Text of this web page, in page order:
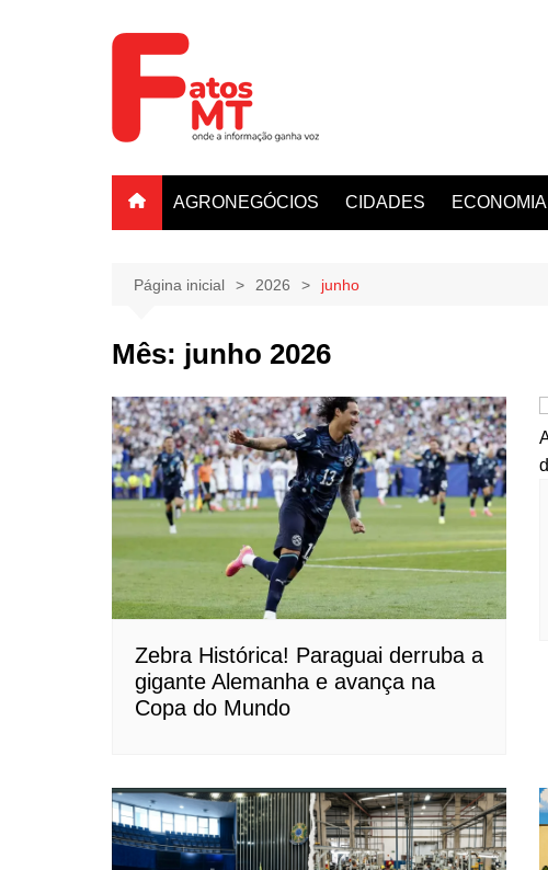
AGRONEGÓCIOS CIDADES ECONOMIA
Página inicial 2026 junho
Mês: junho 2026
Zebra Histórica! Paraguai derruba a
gigante Alemanha e avança na
Copa do Mundo